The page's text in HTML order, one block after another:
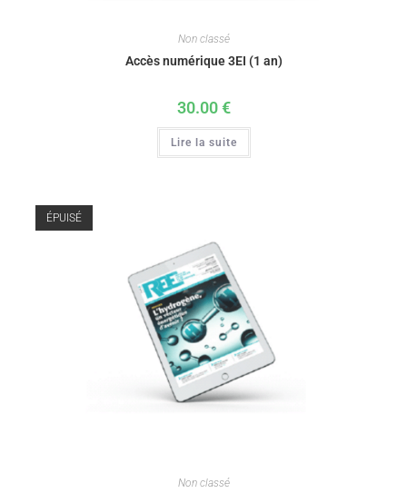
Non classé
Accès numérique 3EI (1 an)
30.00€
Lire la suite
ÉPUISÉ
Non classé